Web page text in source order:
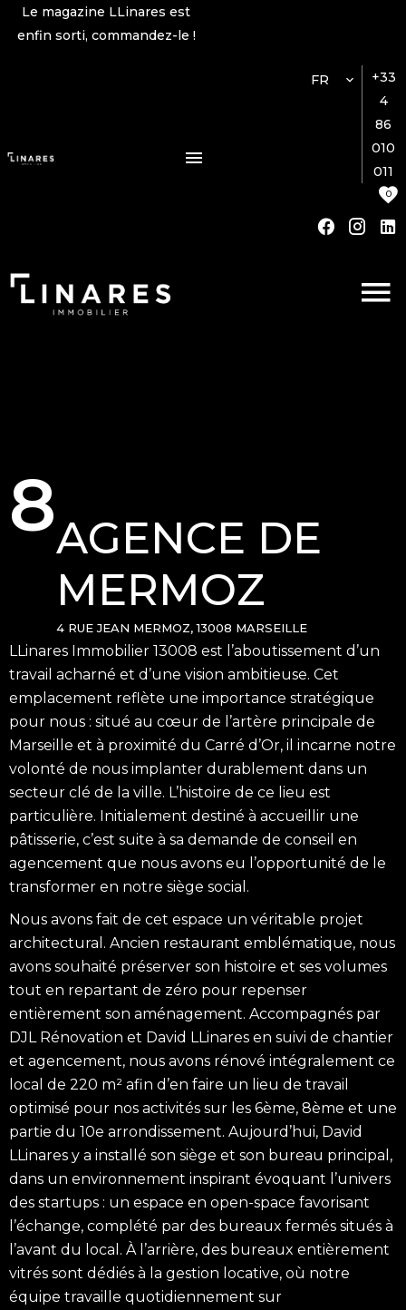
Le magazine LLinares est
enfin sorti, commandez-le !
+33
4
86
010
011
FR
0
8AGENCE DE
MERMOZ
4 RUE JEAN MERMOZ, 13008 MARSEILLE
LLinares Immobilier 13008 est l’aboutissement d’un
travail acharné et d’une vision ambitieuse. Cet
emplacement reflète une importance stratégique
pour nous : situé au cœur de l’artère principale de
Marseille et à proximité du Carré d’Or, il incarne notre
volonté de nous implanter durablement dans un
secteur clé de la ville. L’histoire de ce lieu est
particulière. Initialement destiné à accueillir une
pâtisserie, c’est suite à sa demande de conseil en
agencement que nous avons eu l’opportunité de le
transformer en notre siège social.
Nous avons fait de cet espace un véritable projet
architectural. Ancien restaurant emblématique, nous
avons souhaité préserver son histoire et ses volumes
tout en repartant de zéro pour repenser
entièrement son aménagement. Accompagnés par
DJL Rénovation et David LLinares en suivi de chantier
et agencement, nous avons rénové intégralement ce
local de 220 m² afin d’en faire un lieu de travail
optimisé pour nos activités sur les 6ème, 8ème et une
partie du 10e arrondissement. Aujourd’hui, David
LLinares y a installé son siège et son bureau principal,
dans un environnement inspirant évoquant l’univers
des startups : un espace en open-space favorisant
l’échange, complété par des bureaux fermés situés à
l’avant du local. À l’arrière, des bureaux entièrement
vitrés sont dédiés à la gestion locative, où notre
équipe travaille quotidiennement sur